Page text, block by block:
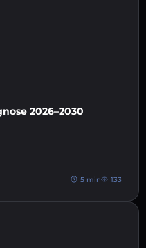
2026–2030
5 min 133